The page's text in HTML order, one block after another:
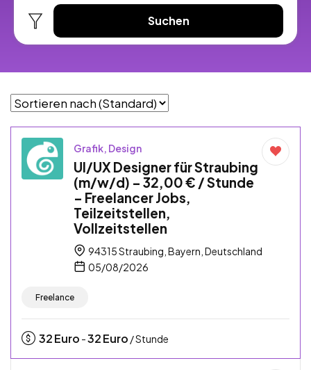
Suchen
Grafik, Design
UI/UX Designer für Straubing
(m/w/d) – 32,00 € / Stunde
– Freelancer Jobs,
Teilzeitstellen,
Vollzeitstellen
94315 Straubing, Bayern, Deutschland
05/08/2026
Freelance
32Euro -32Euro / Stunde